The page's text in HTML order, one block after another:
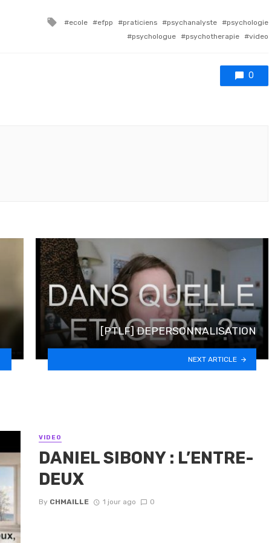
Tagged with
ecole efpp praticiens psychanalyste
psychologie
psychologue
psychotherapie video
0
[PTLF] DEPERSONNALISATION
NEXT ARTICLE
VIDEO
DANIEL SIBONY : L’ENTRE-
DEUX
By CHMAILLE 1 jour ago 0